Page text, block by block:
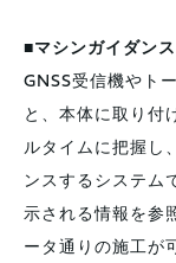
■マシンガイダン
GNSS受信機やト
と、本体に取り付
ルタイムに把握し
ンスするシステム
示される情報を参
ータ通りの施工が